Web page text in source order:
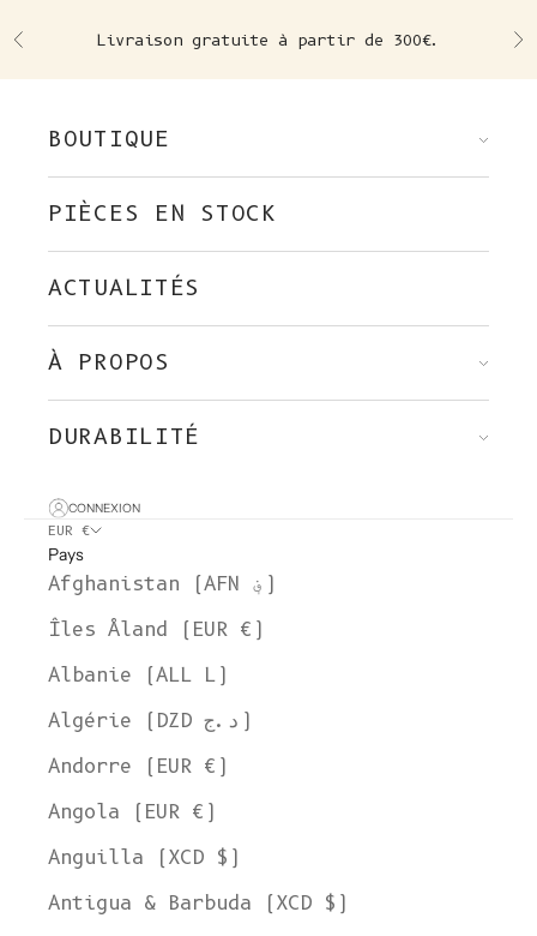
Précédent Livraison gratuite à partir de 300€.
BOUTIQUE
PIÈCES EN STOCK
ACTUALITÉS
À PROPOS
DURABILITÉ
CONNEXION
EUR €
Pays
Afghanistan (AFN ؋)
Îles Åland (EUR €)
Albanie (ALL L)
Algérie (DZD د.ج)
Andorre (EUR €)
Angola (EUR €)
Anguilla (XCD $)
Antigua & Barbuda (XCD $)